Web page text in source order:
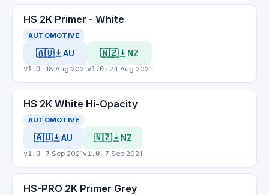
HS 2K Primer - White
AUTOMOTIVE
🇦🇺 AU
v1.0 · 18 Aug 2021
🇳🇿 NZ
v1.0 · 24 Aug 2021
HS 2K White Hi-Opacity
AUTOMOTIVE
🇦🇺 AU
v1.0 · 7 Sep 2021
🇳🇿 NZ
v1.0 · 7 Sep 2021
HS-PRO 2K Primer Grey